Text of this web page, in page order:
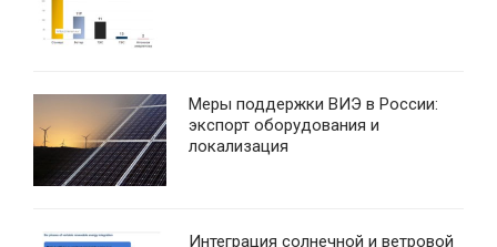
Меры поддержки ВИЭ в России:
экспорт оборудования и
локализация
Интеграция солнечной и ветровой